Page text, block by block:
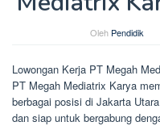
Oleh Pendidik
Lowongan Kerja PT Megah
PT Megah Mediatrix Karya
berbagai posisi di Jakarta
dan siap untuk bergabung